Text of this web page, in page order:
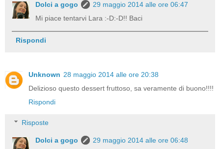
Dolci a gogo
29 maggio 2014 alle ore 06:47
Mi piace tentarvi Lara :-D:-D!! Baci
Rispondi
Unknown 28 maggio 2014 alle ore 20:38
Delizioso questo dessert fruttoso, sa veramente di buono!!!!
Rispondi
Risposte
Dolci a gogo
29 maggio 2014 alle ore 06:48